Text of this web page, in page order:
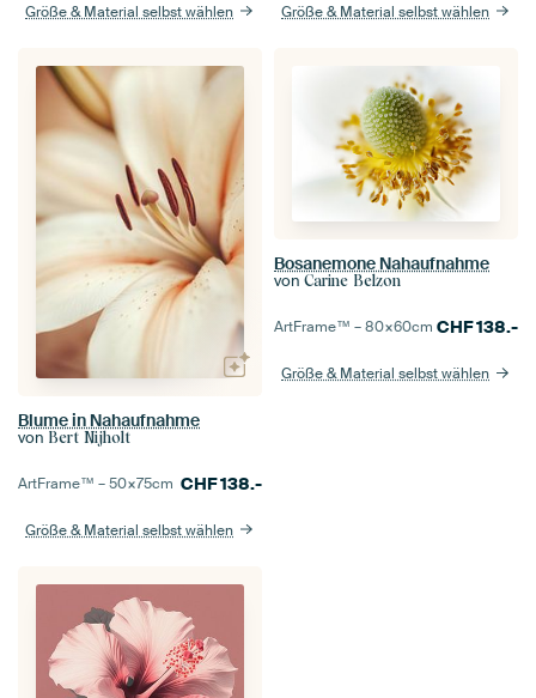
Größe & Material selbst wählen Größe & Material selbst wählen
Blume in Nahaufnahme
von Bert Nijholt
ArtFrame™ –50×75cm CHF138.-
Größe & Material selbst wählen
Bosanemone Nahaufnahme
von Carine Belzon
ArtFrame™ –80×60cm CHF138.-
Größe & Material selbst wählen